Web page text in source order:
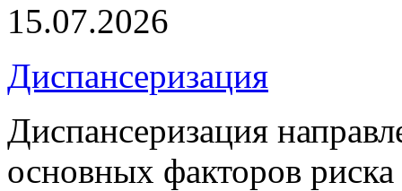
15.07.2026
Диспансеризация
Диспансеризация
основных факторов